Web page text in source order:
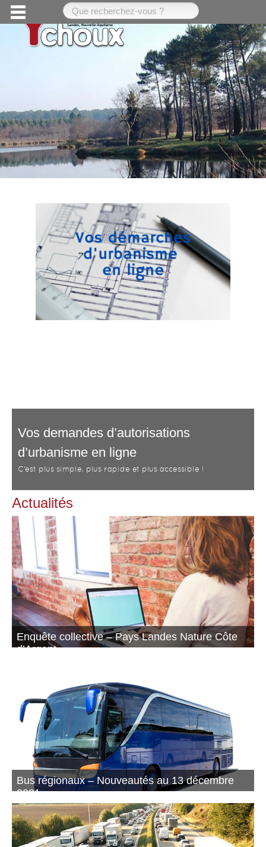
Vos demandes d’autorisations
d’urbanisme en ligne
C’est plus simple, plus rapide et plus accessible !
Actualités
Enquête collective – Pays Landes Nature Côte
d’Argent
Bus régionaux – Nouveautés au 13 décembre
2021
À compter du 13 décembre 2021, 4 lignes de bus,
dont les lignes 11 et 14, s’adaptent aux lignes de
trains.